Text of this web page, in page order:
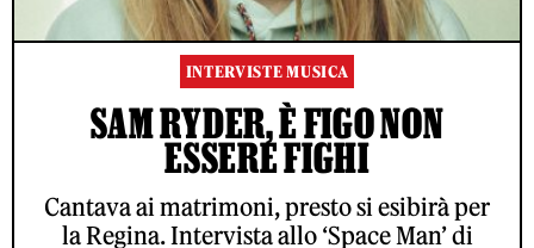
INTERVISTE MUSICA
SAM RYDER, È FIGO NON
ESSERE FIGHI
Cantava ai matrimoni, presto si esibirà per
la Regina. Intervista allo ‘Space Man’ di